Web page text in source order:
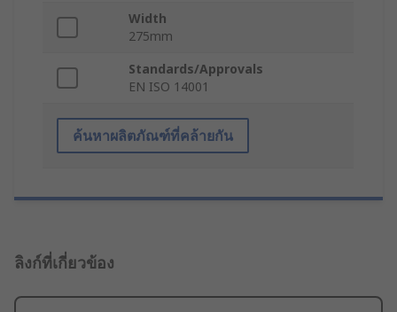
Width
275mm
Standards/Approvals
EN ISO 14001
ค้นหาผลิตภัณฑ์ที่คล้ายกัน
ลิงก์ที่เกี่ยวข้อง